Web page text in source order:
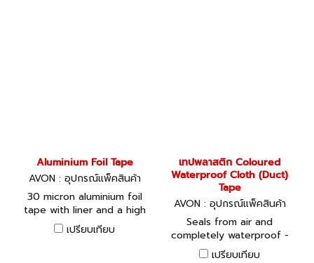
Aluminium Foil Tape
AVON : อุปกรณ์แพ็คสินค้า
30 micron aluminium foil
tape with liner and a high
tack hot melt rubber
adhesive.
เปรียบเทียบ
เทปพลาสติก Coloured
Waterproof Cloth (Duct)
Tape
AVON : อุปกรณ์แพ็คสินค้า
Seals from air and
completely waterproof -
unaffected by humidity.
เปรียบเทียบ